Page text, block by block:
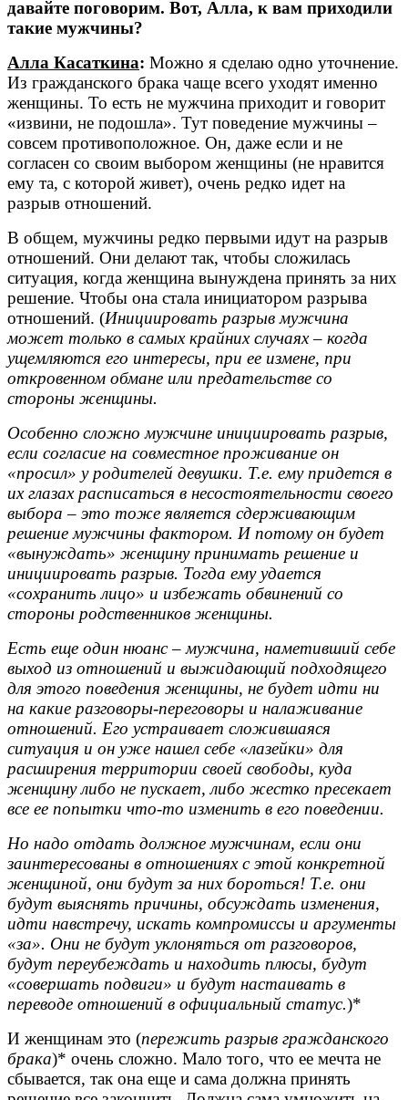
давайте поговорим. Вот, Алла, к вам приходили
такие мужчины?
Алла Касаткина: Можно я сделаю одно уточнение.
Из гражданского брака чаще всего уходят именно
женщины. То есть не мужчина приходит и говорит
«извини, не подошла». Тут поведение мужчины –
совсем противоположное. Он, даже если и не
согласен со своим выбором женщины (не нравится
ему та, с которой живет), очень редко идет на
разрыв отношений.
В общем, мужчины редко первыми идут на разрыв
отношений. Они делают так, чтобы сложилась
ситуация, когда женщина вынуждена принять за них
решение. Чтобы она стала инициатором разрыва
отношений. (Инициировать разрыв мужчина
может только в самых крайних случаях – когда
ущемляются его интересы, при ее измене, при
откровенном обмане или предательстве со
стороны женщины.
Особенно сложно мужчине инициировать разрыв,
если согласие на совместное проживание он
«просил» у родителей девушки. Т.е. ему придется в
их глазах расписаться в несостоятельности своего
выбора – это тоже является сдерживающим
решение мужчины фактором. И потому он будет
«вынуждать» женщину принимать решение и
инициировать разрыв. Тогда ему удается
«сохранить лицо» и избежать обвинений со
стороны родственников женщины.
Есть еще один нюанс – мужчина, наметивший себе
выход из отношений и выжидающий подходящего
для этого поведения женщины, не будет идти ни
на какие разговоры-переговоры и налаживание
отношений. Его устраивает сложившаяся
ситуация и он уже нашел себе «лазейки» для
расширения территории своей свободы, куда
женщину либо не пускает, либо жестко пресекает
все ее попытки что-то изменить в его поведении.
Но надо отдать должное мужчинам, если они
заинтересованы в отношениях с этой конкретной
женщиной, они будут за них бороться! Т.е. они
будут выяснять причины, обсуждать изменения,
идти навстречу, искать компромиссы и аргументы
«за». Они не будут уклоняться от разговоров,
будут переубеждать и находить плюсы, будут
«совершать подвиги» и будут настаивать в
переводе отношений в официальный статус.)*
И женщинам это (пережить разрыв гражданского
брака)* очень сложно. Мало того, что ее мечта не
сбывается, так она еще и сама должна принять